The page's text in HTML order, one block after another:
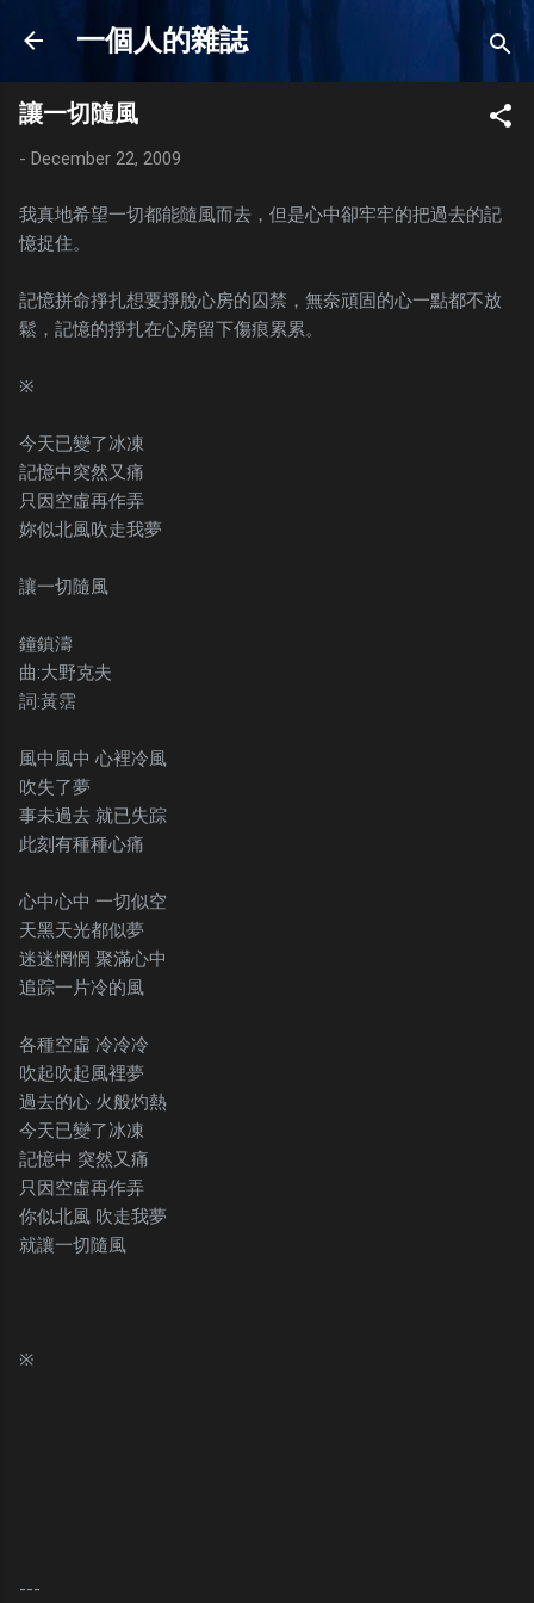
Skip to main content
一個人的雜誌
讓一切隨風
- December 22, 2009
我真地希望一切都能隨風而去，但是心中卻牢牢的把過去的記
憶捉住。
記憶拼命掙扎想要掙脫心房的囚禁，無奈頑固的心一點都不放
鬆，記憶的掙扎在心房留下傷痕累累。
※
今天已變了冰凍
記憶中突然又痛
只因空虛再作弄
妳似北風吹走我夢
讓一切隨風
鐘鎮濤
曲:大野克夫
詞:黃霑
風中風中 心裡冷風
吹失了夢
事未過去 就已失踪
此刻有種種心痛
心中心中 一切似空
天黑天光都似夢
迷迷惘惘 聚滿心中
追踪一片冷的風
各種空虛 冷冷冷
吹起吹起風裡夢
過去的心 火般灼熱
今天已變了冰凍
記憶中 突然又痛
只因空虛再作弄
你似北風 吹走我夢
就讓一切隨風
※
---